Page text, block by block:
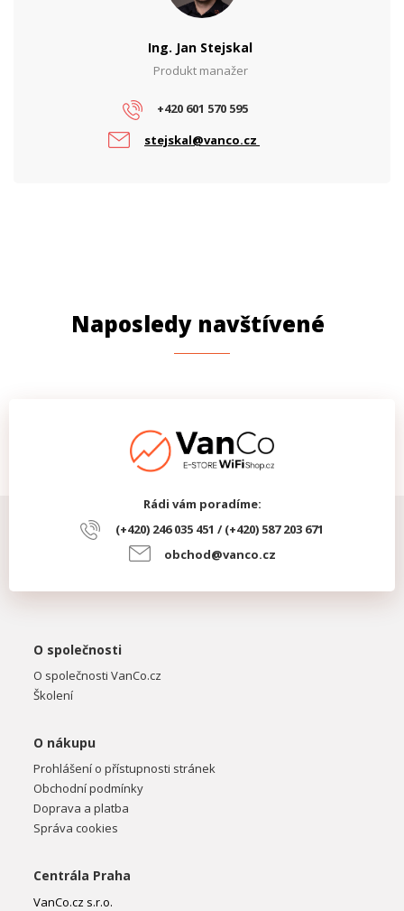
Ing. Jan Stejskal
Produkt manažer
+420 601 570 595
stejskal@vanco.cz
Naposledy navštívené
Rádi vám poradíme:
(+420) 246 035 451 / (+420) 587 203 671
obchod@vanco.cz
O společnosti
O společnosti VanCo.cz
Školení
O nákupu
Prohlášení o přístupnosti stránek
Obchodní podmínky
Doprava a platba
Správa cookies
Centrála Praha
VanCo.cz s.r.o.